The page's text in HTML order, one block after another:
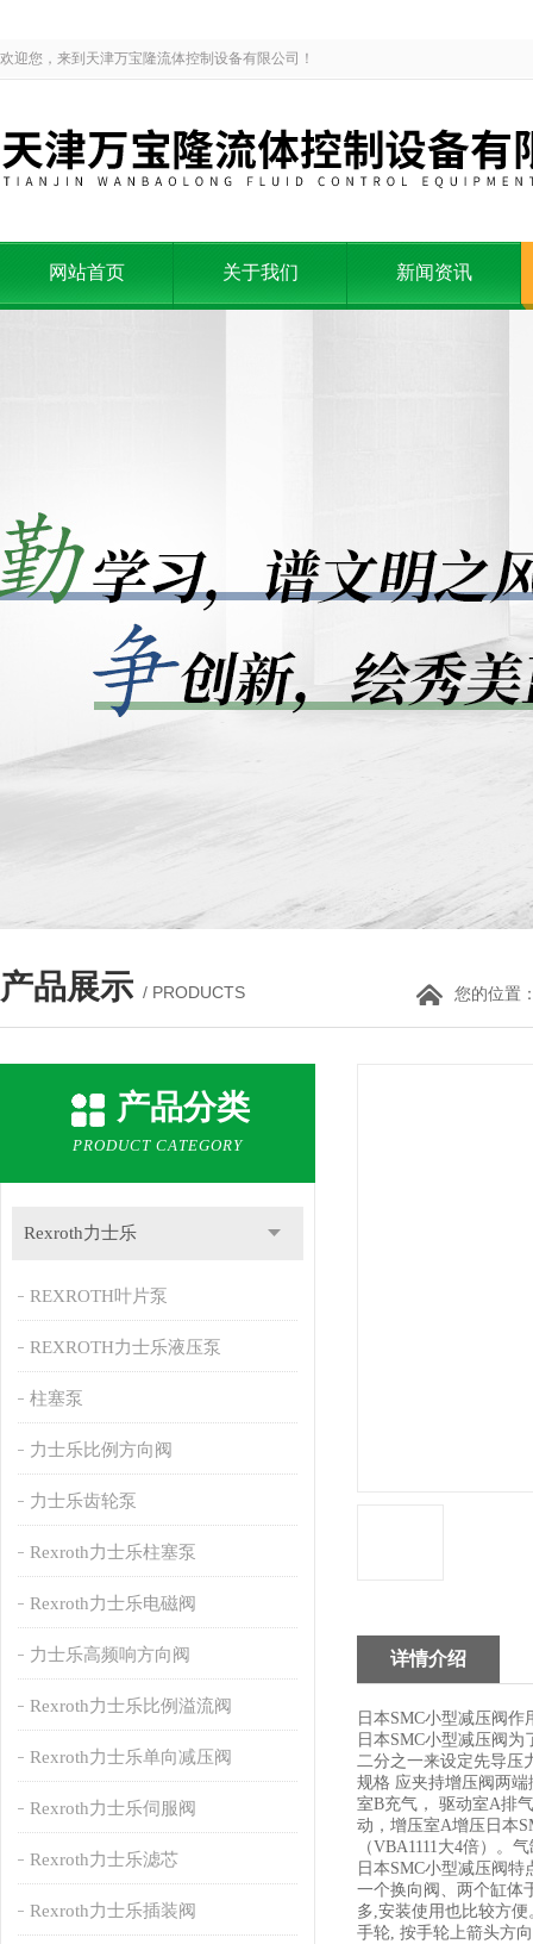
欢迎您，来到天津万宝隆流体控制设备有限公司！
网站首页 关于我们 新闻资讯
产品展示 / PRODUCTS 您的位置
产品分类
PRODUCT CATEGORY
Rexroth力士乐
REXROTH叶片泵
REXROTH力士乐液压泵
柱塞泵
力士乐比例方向阀
力士乐齿轮泵
Rexroth力士乐柱塞泵
Rexroth力士乐电磁阀
力士乐高频响方向阀
Rexroth力士乐比例溢流阀
Rexroth力士乐单向减压阀
Rexroth力士乐伺服阀
Rexroth力士乐滤芯
Rexroth力士乐插装阀
详情介绍
日本SMC小型减压阀作
日本SMC小型减压阀
二分之一来设定先导压
规格 应夹持增压阀两
室B充气， 驱动室A排
动，增压室A增压日本
（VBA1111大4倍）。
日本SMC小型减压阀
一个换向阀、两个缸体
多,安装使用也比较方
手轮, 按手轮上箭头方